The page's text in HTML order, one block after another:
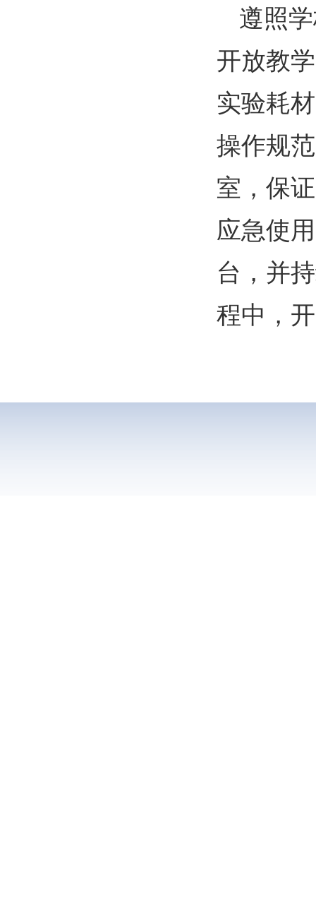
遵照
开放教
实验耗
操作规
室，保
应急使
台，并
程中，